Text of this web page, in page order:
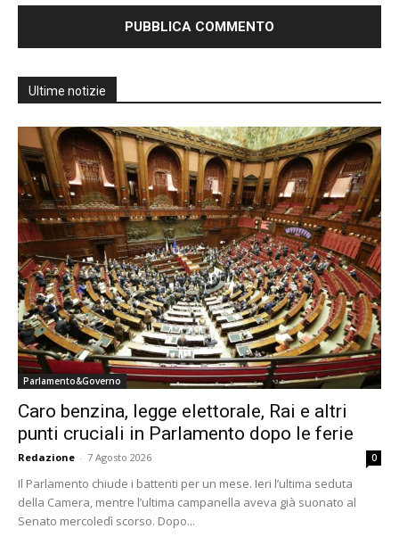
Ultime notizie
Parlamento&Governo
Caro benzina, legge elettorale, Rai e altri
punti cruciali in Parlamento dopo le ferie
Redazione - 7 Agosto 2026 0
Il Parlamento chiude i battenti per un mese. Ieri l’ultima seduta
della Camera, mentre l’ultima campanella aveva già suonato al
Senato mercoledì scorso. Dopo...